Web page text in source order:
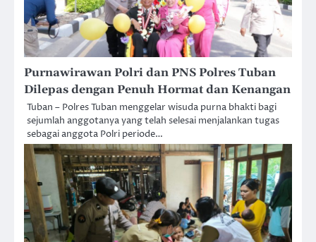
Purnawirawan Polri dan PNS Polres Tuban
Dilepas dengan Penuh Hormat dan Kenangan
Tuban – Polres Tuban menggelar wisuda purna bhakti bagi
sejumlah anggotanya yang telah selesai menjalankan tugas
sebagai anggota Polri periode…